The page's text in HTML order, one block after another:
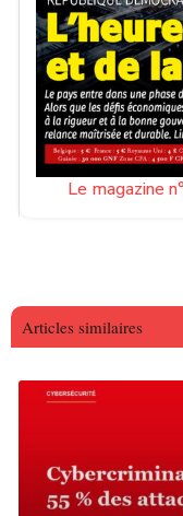
Le magazine
Articles similaires